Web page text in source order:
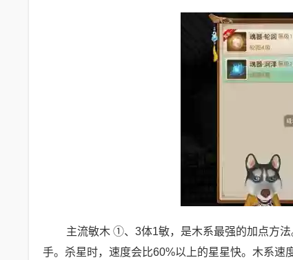
主流敏木 ①、3体1敏，是木系最强的加点方
手。杀星时，速度会比60%以上的星星快。木系